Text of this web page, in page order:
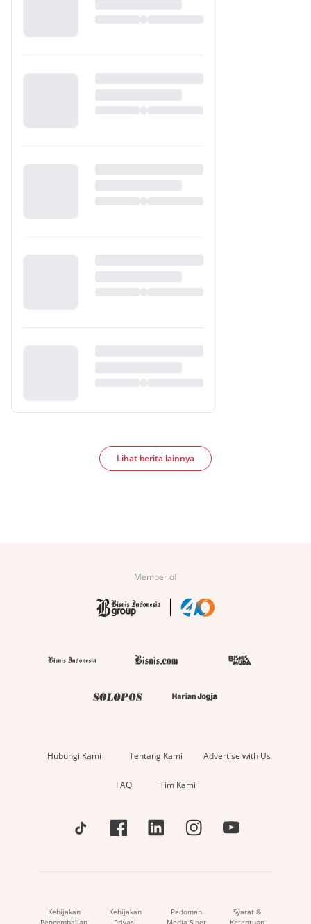
Lihat berita lainnya
Member of
Hubungi Kami Tentang Kami Advertise with Us
FAQ Tim Kami
Kebijakan
Pengembalian
Kebijakan
Privasi
Pedoman
Media Siber
Syarat &
Ketentuan